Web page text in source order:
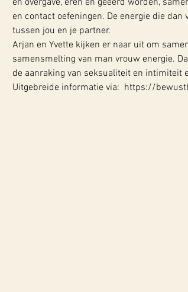
en overgave, eren en geëerd worden,
en contact oefeningen. De energie die
tussen jou en je partner.
Arjan en Yvette kijken er naar uit om
samensmelting van man vrouw energie.
de aanraking van seksualiteit en intimiteit
Uitgebreide informatie via:  https://